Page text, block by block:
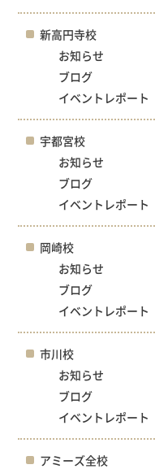
新高円寺校
お知らせ
ブログ
イベントレポート
宇都宮校
お知らせ
ブログ
イベントレポート
岡崎校
お知らせ
ブログ
イベントレポート
市川校
お知らせ
ブログ
イベントレポート
アミーズ全校